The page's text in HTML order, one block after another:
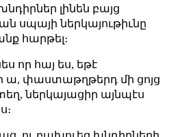
լինեն բայց
սպայի ներկայութիւնը
հարթել։
որ հայ ես, եթէ
ա, փաստաթղթերդ մի ցոյց
ներկայացիր այնպէս